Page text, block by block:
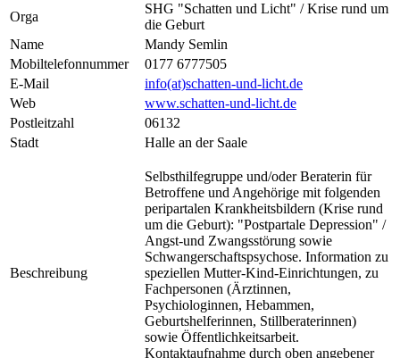
Orga
SHG "Schatten und Licht" / Krise rund um
die Geburt
Name
Mandy Semlin
Mobiltelefonnummer
0177 6777505
E-Mail
info(at)schatten-und-licht.de
Web
www.schatten-und-licht.de
Postleitzahl
06132
Stadt
Halle an der Saale
Beschreibung
Selbsthilfegruppe und/oder Beraterin für
Betroffene und Angehörige mit folgenden
peripartalen Krankheitsbildern (Krise rund
um die Geburt): "Postpartale Depression" /
Angst-und Zwangsstörung sowie
Schwangerschaftspsychose. Information zu
speziellen Mutter-Kind-Einrichtungen, zu
Fachpersonen (Ärztinnen,
Psychiologinnen, Hebammen,
Geburtshelferinnen, Stillberaterinnen)
sowie Öffentlichkeitsarbeit.
Kontaktaufnahme durch oben angebener